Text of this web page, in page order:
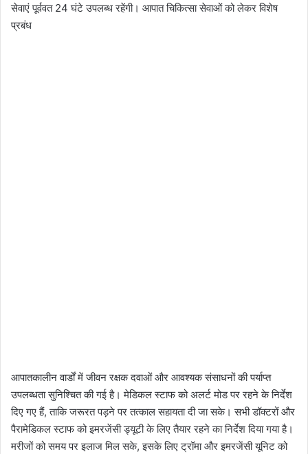
सेवाएं पूर्ववत 24 घंटे उपलब्ध रहेंगी। आपात चिकित्सा सेवाओं को लेकर विशेष
प्रबंध
आपातकालीन वार्डों में जीवन रक्षक दवाओं और आवश्यक संसाधनों की पर्याप्त
उपलब्धता सुनिश्चित की गई है। मेडिकल स्टाफ को अलर्ट मोड पर रहने के निर्देश
दिए गए हैं, ताकि जरूरत पड़ने पर तत्काल सहायता दी जा सके। सभी डॉक्टरों और
पैरामेडिकल स्टाफ को इमरजेंसी ड्यूटी के लिए तैयार रहने का निर्देश दिया गया है।
मरीजों को समय पर इलाज मिल सके, इसके लिए ट्रॉमा और इमरजेंसी यूनिट को